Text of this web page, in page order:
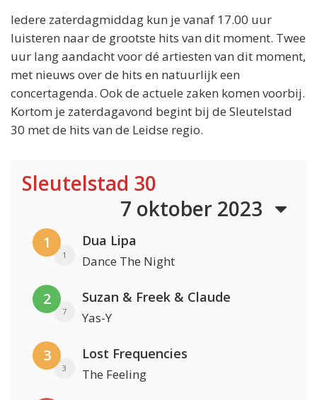
Iedere zaterdagmiddag kun je vanaf 17.00 uur
luisteren naar de grootste hits van dit moment. Twee
uur lang aandacht voor dé artiesten van dit moment,
met nieuws over de hits en natuurlijk een
concertagenda. Ook de actuele zaken komen voorbij.
Kortom je zaterdagavond begint bij de Sleutelstad
30 met de hits van de Leidse regio.
Sleutelstad 30
7 oktober 2023
1
1
Dua Lipa
Dance The Night
2
7
Suzan & Freek & Claude
Yas-Y
3
3
Lost Frequencies
The Feeling